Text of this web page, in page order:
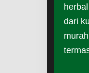
dari